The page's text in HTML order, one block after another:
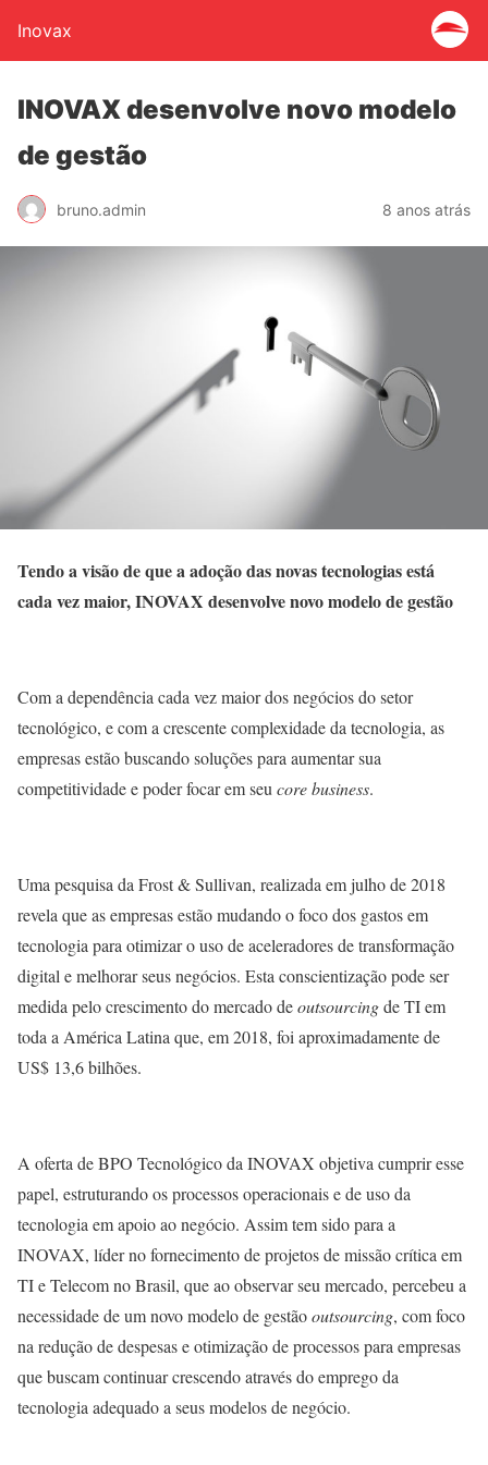
Inovax
INOVAX desenvolve novo modelo
de gestão
bruno.admin 8 anos atrás
Tendo a visão de que a adoção das novas tecnologias está
cada vez maior, INOVAX desenvolve novo modelo de gestão
Com a dependência cada vez maior dos negócios do setor
tecnológico, e com a crescente complexidade da tecnologia, as
empresas estão buscando soluções para aumentar sua
competitividade e poder focar em seucore business.
Uma pesquisa da Frost & Sullivan, realizada em julho de 2018
revela que as empresas estão mudando o foco dos gastos em
tecnologia para otimizar o uso de aceleradores de transformação
digital e melhorar seus negócios. Esta conscientização pode ser
medida pelo crescimento do mercado deoutsourcingde TI em
toda a América Latina que, em 2018, foi aproximadamente de
US$ 13,6 bilhões.
A oferta de BPO Tecnológico da INOVAX objetiva cumprir esse
papel, estruturando os processos operacionais e de uso da
tecnologia em apoio ao negócio. Assim tem sido para a
INOVAX, líder no fornecimento de projetos de missão crítica em
TI e Telecom no Brasil, que ao observar seu mercado, percebeu a
necessidade de um novo modelo de gestãooutsourcing, com foco
na redução de despesas e otimização de processos para empresas
que buscam continuar crescendo através do emprego da
tecnologia adequado a seus modelos de negócio.